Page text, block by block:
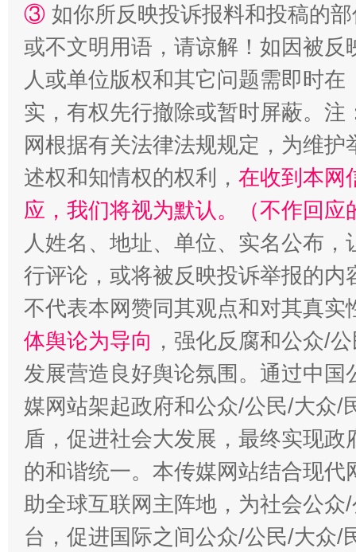
漫山遍野的桃花与雪山、麦地、白藏房 除
③ 如你所反映投诉报料和投稿的
或不文明用语，请谅解！如因被
人或单位版权和其它问题需即时在
实，有权先行撤除或暂时屏蔽。
网根据有关法律法规规定，为维
述权和知情权的权利， 在收到本网
应，我们将视为默认。（不作回应
人姓名、地址、单位、实名公布
行评论，或将被反映投诉举报的
不代表本网赞同其观点和对其真实
体舆论为导向 ，强化反腐和公众/
发展营造良好舆论氛围。通过中
媒网站架起政府和公众/公民/大众/
盾，促进社会大发展，最终实现
的和谐统一。本传媒网站结合现
助全球互联网主阵地，为社会公
台，促进国际之间公众/公民/大众/